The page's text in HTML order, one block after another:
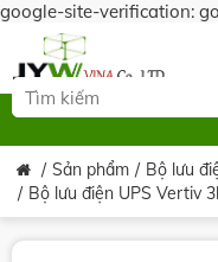
google-site-verification:
Sản phẩm Bộ lưu
Bộ lưu điện UPS Vertiv